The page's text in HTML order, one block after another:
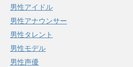
男性アイドル
男性アナウンサー
男性タレント
男性モデル
男性声優